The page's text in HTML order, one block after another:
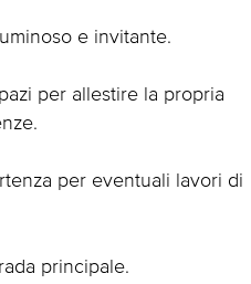
e invitante.
per allestire la propria
per eventuali lavori di
principale.